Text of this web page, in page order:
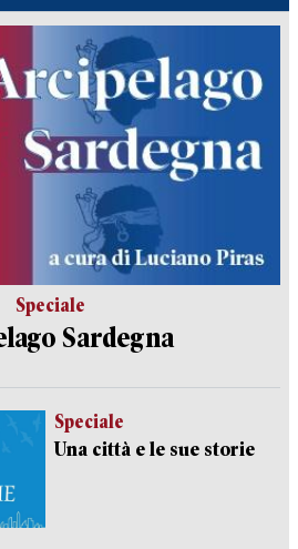
Speciale
Sardegna
Speciale
Una città e le sue storie